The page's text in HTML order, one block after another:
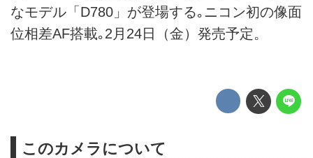
なモデル「D780」が登場する｡ニコン初の像面
位相差AF搭載｡2月24日（金）発売予定。
このカメラについて